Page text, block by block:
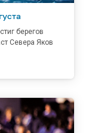
берегов
Севера Яков